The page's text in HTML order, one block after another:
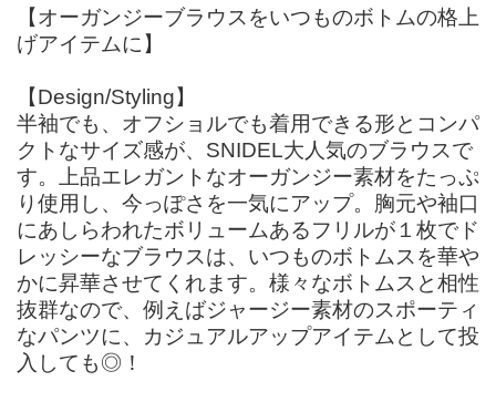
【オーガンジーブラウスをいつものボトムの格上
げアイテムに】
【Design/Styling】
半袖でも、オフショルでも着用できる形とコンパ
クトなサイズ感が、SNIDEL大人気のブラウスで
す。上品エレガントなオーガンジー素材をたっぷ
り使用し、今っぽさを一気にアップ。胸元や袖口
にあしらわれたボリュームあるフリルが１枚でド
レッシーなブラウスは、いつものボトムスを華や
かに昇華させてくれます。様々なボトムスと相性
抜群なので、例えばジャージー素材のスポーティ
なパンツに、カジュアルアップアイテムとして投
入しても◎！